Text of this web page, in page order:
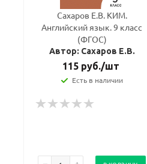
Сахаров Е.В. КИМ.
Английский язык. 9 класс
(ФГОС)
Автор: Сахаров Е.В.
115руб./шт
Есть в наличии